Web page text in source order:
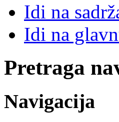
Idi na
Idi na
Pretraga
Navigacija